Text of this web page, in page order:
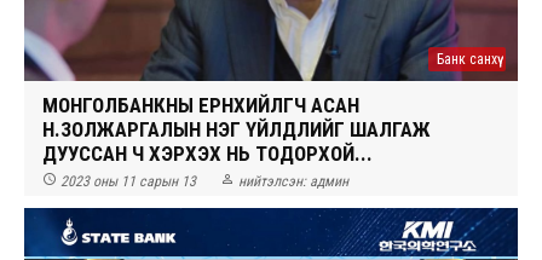
Банк санхүү
МОНГОЛБАНКНЫ ЕРӨНХИЙЛӨГЧ АСАН
Н.ЗОЛЖАРГАЛЫН НЭГ ҮЙЛДЛИЙГ ШАЛГАЖ
ДУУССАН Ч ХЭРХЭХ НЬ ТОДОРХОЙ...
 2023 оны 11 сарын 13  нийтэлсэн: админ